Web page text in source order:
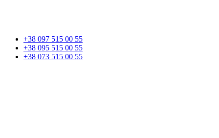
+38 097 515 00 55
+38 095 515 00 55
+38 073 515 00 55